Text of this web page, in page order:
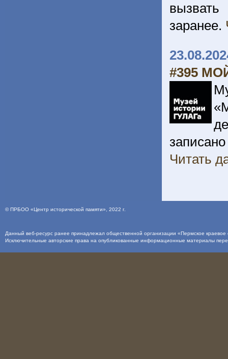
заранее.
#395
Читать
©ПРБОО «Центр исторической памяти» , 2022 г.
Данный веб-ресурс ранее принадлежал общественной организации «Пермское
Исключительные авторские права на опубликованные информационные материалы